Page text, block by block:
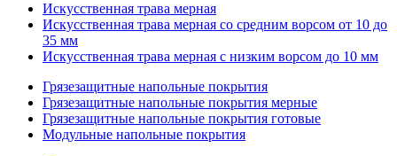
Искуccтвенная трава мерная
Искусственная трава мерная со средним ворсом от 10 до
35 мм
Искусственная трава мерная с низким ворсом до 10 мм
Грязезащитные напольные покрытия
Грязезащитные напольные покрытия мерные
Грязезащитные напольные покрытия готовые
Модульные напольные покрытия